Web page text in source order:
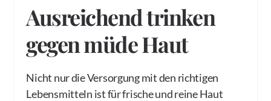
Ausreichend trinken
gegen müde Haut
Nicht nur die Versorgung mit den richtigen
Lebensmitteln ist für frische und reine Haut